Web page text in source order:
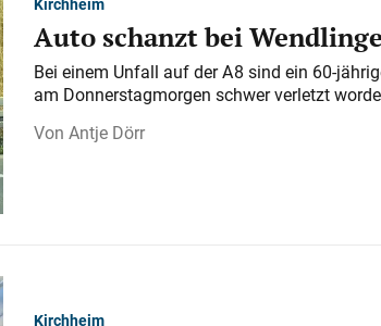
Auto schanzt bei
Bei einem Unfall auf der A 8 sind ein 60-
am Donnerstagmorgen schwer verletzt
Antje Dörr
Kirchheim